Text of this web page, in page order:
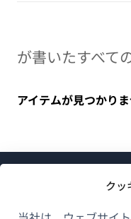
クッ
が書いたすべて
アイテムが見つかり